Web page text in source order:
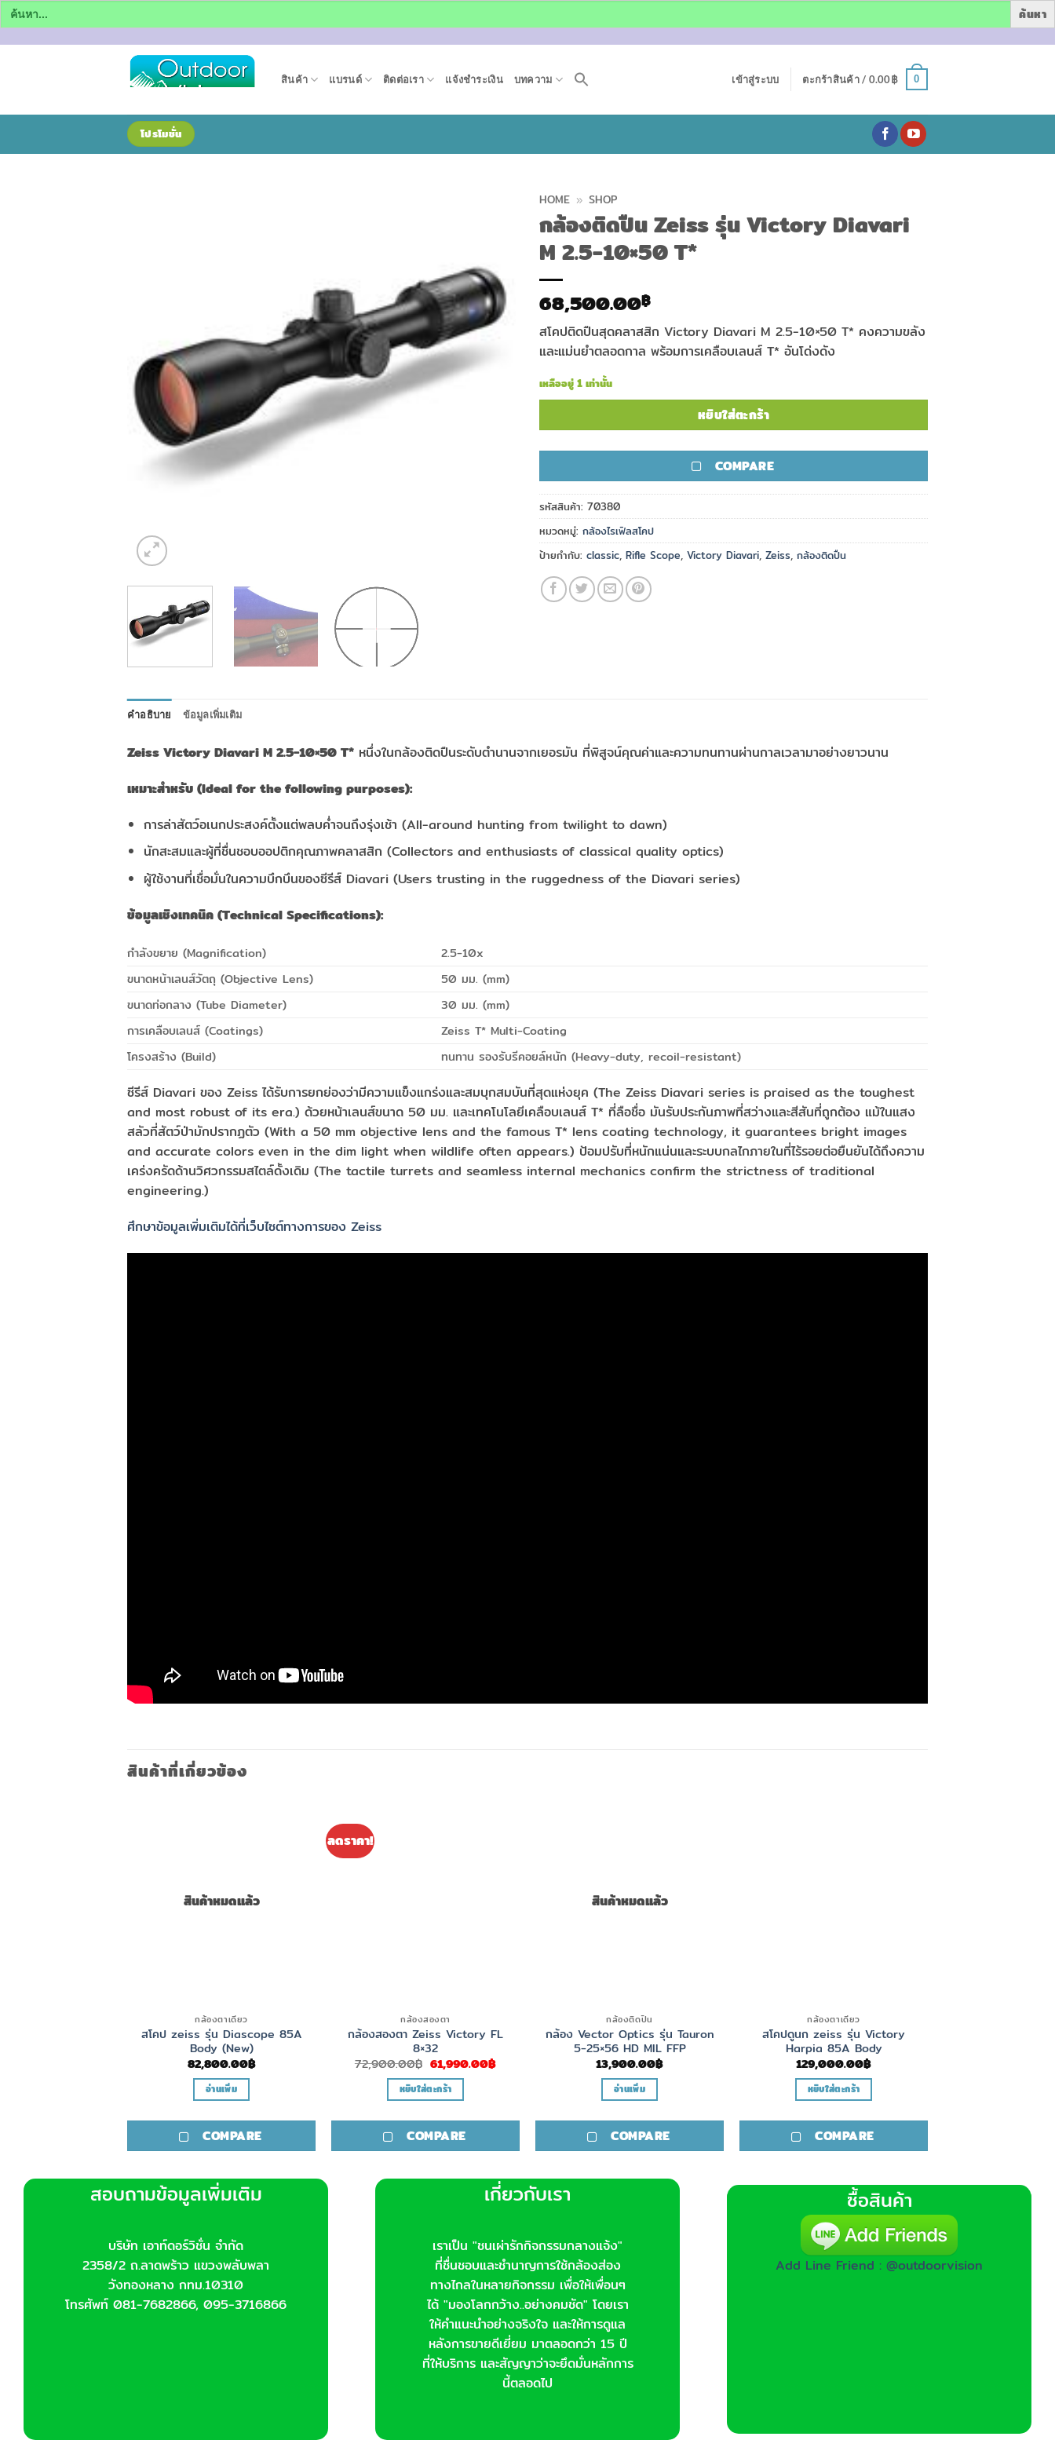
Search
for:
เนื้อหา
สินค้า แบรนด์ ติดต่อเรา แจ้งชำระเงิน บทความ เข้าสู่ระบบ ตะกร้าสินค้า / 0.00฿ 0
โปรโมชั่น
HOME » SHOP
กล้องติดปืน Zeiss รุ่น Victory Diavari
M 2.5-10×50 T*
68,500.00฿
สโคปติดปืนสุดคลาสสิก Victory Diavari M 2.5-10×50 T* คงความขลัง
และแม่นยำตลอดกาล พร้อมการเคลือบเลนส์ T* อันโด่งดัง
เหลืออยู่ 1 เท่านั้น
หยิบใส่ตะกร้า
COMPARE
รหัสสินค้า: 70380
หมวดหมู่: กล้องไรเฟิลสโคป
ป้ายกำกับ: classic, Rifle Scope, Victory Diavari, Zeiss, กล้องติดปืน
คำอธิบาย ข้อมูลเพิ่มเติม
Zeiss Victory Diavari M 2.5-10×50 T* หนึ่งในกล้องติดปืนระดับตำนานจากเยอรมัน ที่พิสูจน์คุณค่าและความทนทานผ่านกาลเวลามาอย่างยาวนาน
เหมาะสำหรับ (Ideal for the following purposes):
การล่าสัตว์อเนกประสงค์ตั้งแต่พลบค่ำจนถึงรุ่งเช้า (All-around hunting from twilight to dawn)
นักสะสมและผู้ที่ชื่นชอบออปติกคุณภาพคลาสสิก (Collectors and enthusiasts of classical quality optics)
ผู้ใช้งานที่เชื่อมั่นในความบึกบึนของซีรีส์ Diavari (Users trusting in the ruggedness of the Diavari series)
ข้อมูลเชิงเทคนิค (Technical Specifications):
กำลังขยาย (Magnification)
2.5-10x
ขนาดหน้าเลนส์วัตถุ (Objective Lens)
50 มม. (mm)
ขนาดท่อกลาง (Tube Diameter)
30 มม. (mm)
การเคลือบเลนส์ (Coatings)
Zeiss T* Multi-Coating
โครงสร้าง (Build)
ทนทาน รองรับรีคอยล์หนัก (Heavy-duty, recoil-resistant)
ซีรีส์ Diavari ของ Zeiss ได้รับการยกย่องว่ามีความแข็งแกร่งและสมบุกสมบันที่สุดแห่งยุค (The Zeiss Diavari series is praised as the toughest
and most robust of its era.) ด้วยหน้าเลนส์ขนาด 50 มม. และเทคโนโลยีเคลือบเลนส์ T* ที่ลือชื่อ มันรับประกันภาพที่สว่างและสีสันที่ถูกต้อง แม้ในแสง
สลัวที่สัตว์ป่ามักปรากฏตัว (With a 50 mm objective lens and the famous T* lens coating technology, it guarantees bright images
and accurate colors even in the dim light when wildlife often appears.) ป้อมปรับที่หนักแน่นและระบบกลไกภายในที่ไร้รอยต่อยืนยันได้ถึงความ
เคร่งครัดด้านวิศวกรรมสไตล์ดั้งเดิม (The tactile turrets and seamless internal mechanics confirm the strictness of traditional
engineering.)
ศึกษาข้อมูลเพิ่มเติมได้ที่เว็บไซต์ทางการของ Zeiss
สินค้าที่เกี่ยวข้อง
สินค้าหมดแล้ว
กล้องตาเดียว
สโคป zeiss รุ่น Diascope 85A
Body (New)
82,800.00฿
อ่านเพิ่ม
COMPARE
ลดราคา!
กล้องสองตา
กล้องสองตา Zeiss Victory FL
8×32
72,900.00฿ Original
price
was:
72,900.00฿.
61,990.00฿Current
หยิบใส่ตะกร้า
COMPARE
สินค้าหมดแล้ว
กล้องติดปืน
กล้อง Vector Optics รุ่น Tauron
5-25×56 HD MIL FFP
13,900.00฿
อ่านเพิ่ม
COMPARE
กล้องตาเดียว
สโคปดูนก zeiss รุ่น Victory
Harpia 85A Body
129,000.00฿
หยิบใส่ตะกร้า
COMPARE
สอบถามข้อมูลเพิ่มเติม
บริษัท เอาท์ดอร์วิชั่น จำกัด
2358/2 ถ.ลาดพร้าว แขวงพลับพลา
วังทองหลาง กทม.10310
โทรศัพท์ 081-7682866, 095-3716866
เกี่ยวกับเรา
เราเป็น "ชนเผ่ารักกิจกรรมกลางแจ้ง"
ที่ชื่นชอบและชำนาญการใช้กล้องส่อง
ทางไกลในหลายกิจกรรม เพื่อให้เพื่อนๆ
ได้ "มองโลกกว้าง..อย่างคมชัด" โดยเรา
ให้คำแนะนำอย่างจริงใจ และให้การดูแล
หลังการขายดีเยี่ยม มาตลอดกว่า 15 ปี
ที่ให้บริการ และสัญญาว่าจะยึดมั่นหลักการ
นี้ตลอดไป
ซื้อสินค้า
Add Line Friend : @outdoorvision